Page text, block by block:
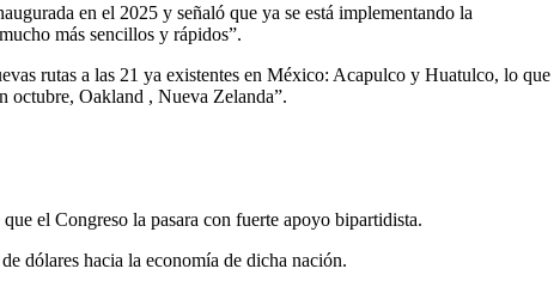
en el 2025 y señaló que ya se está implementando la
más sencillos y rápidos”.
rutas a las 21 ya existentes en México: Acapulco y Huatulco, lo que
octubre, Oakland , Nueva Zelanda”.
el Congreso la pasara con fuerte apoyo bipartidista.
dólares hacia la economía de dicha nación.